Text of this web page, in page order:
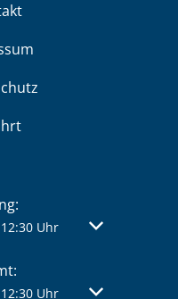
oder
12:30Uhr Von 07:30
oder
12:30Uhr Von 07:30